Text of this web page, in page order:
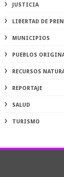
JUSTICIA
LIBERTAD DE
MUNICIPIOS
PUEBLOS
RECURSOS
REPORTAJE
SALUD
TURISMO